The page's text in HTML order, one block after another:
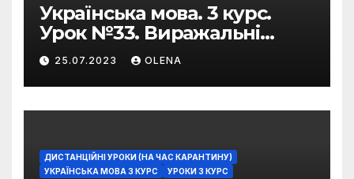
Українська мова. 3 курс.
Урок №33. Виражальні
можливості фразеологізмів
25.07.2023 OLENA
ДИСТАНЦІЙНІ УРОКИ (НА ЧАС КАРАНТИНУ)
УКРАЇНСЬКА МОВА 3 КУРС
УРОКИ 3 КУРС